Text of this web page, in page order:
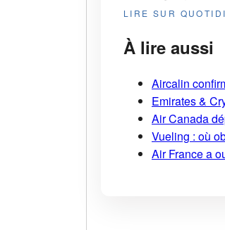
LIRE SUR
À lire aussi
Aircalin
Emirates &
Air Canada
Vueling : où
Air France a